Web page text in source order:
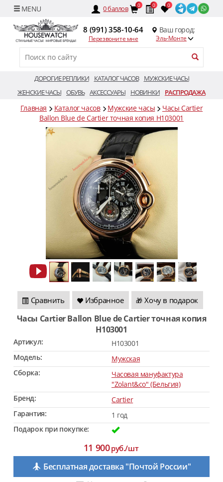
0баллов 0 0 0
8 (991) 358-10-64
Перезвоните мне
Ваш город:
Эль-Монте
ДОРОГИЕ РЕПЛИКИ КАТАЛОГ ЧАСОВ
МУЖСКИЕ ЧАСЫ
ЖЕНСКИЕ ЧАСЫ ОБУВЬ АКСЕССУАРЫ НОВИНКИ РАСПРОДАЖА
Главная Каталог часов Мужские часы
Часы Cartier
Ballon Blue de Cartier точная копия H103001
Сравнить Избранное 🎁 Хочу в подарок
Часы Cartier Ballon Blue de Cartier точная копия
H103001
Артикул:
H103001
Модель:
Мужская
Сборка:
Часовая мануфактура
"Zolant&co" (Бельгия)
Бренд:
Cartier
Гарантия:
1 год
Подарок при покупке:
11 900руб./шт
Бесплатная доставка "Почтой России"